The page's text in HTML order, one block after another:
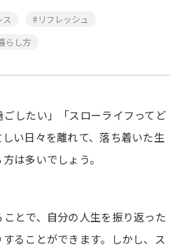
#リフレッシュ
らし方
ごしたい」「スローライフってど
い日々を離れて、落ち着いた生
は多いでしょう。
とで、自分の人生を振り返った
ることができます。しかし、ス